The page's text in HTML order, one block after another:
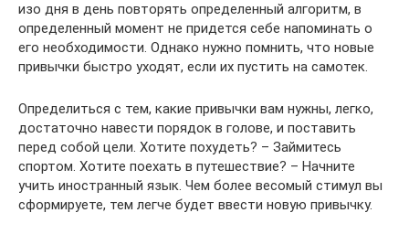
изо дня в день повторять определенный алгоритм, в
определенный момент не придется себе напоминать о
его необходимости. Однако нужно помнить, что новые
привычки быстро уходят, если их пустить на самотек.
Определиться с тем, какие привычки вам нужны, легко,
достаточно навести порядок в голове, и поставить
перед собой цели. Хотите похудеть? – Займитесь
спортом. Хотите поехать в путешествие? – Начните
учить иностранный язык. Чем более весомый стимул вы
сформируете, тем легче будет ввести новую привычку.